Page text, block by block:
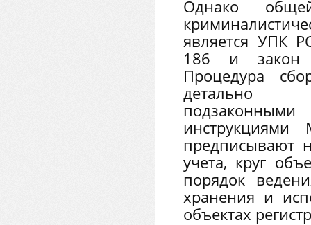
Однако
является УПК
186 и
Процедура
детально
предписывают
учета, круг
порядок
хранения и
объектах